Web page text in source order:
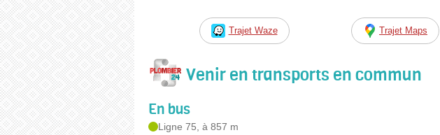
Trajet Waze Trajet Maps
Venir en transports en commun
En bus
Ligne 75, à 857 m